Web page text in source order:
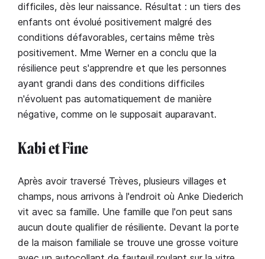
difficiles, dès leur naissance. Résultat : un tiers des
enfants ont évolué positivement malgré des
conditions défavorables, certains même très
positivement. Mme Werner en a conclu que la
résilience peut s'apprendre et que les personnes
ayant grandi dans des conditions difficiles
n'évoluent pas automatiquement de manière
négative, comme on le supposait auparavant.
Kabi et Fine
Après avoir traversé Trèves, plusieurs villages et
champs, nous arrivons à l'endroit où Anke Diederich
vit avec sa famille. Une famille que l'on peut sans
aucun doute qualifier de résiliente. Devant la porte
de la maison familiale se trouve une grosse voiture